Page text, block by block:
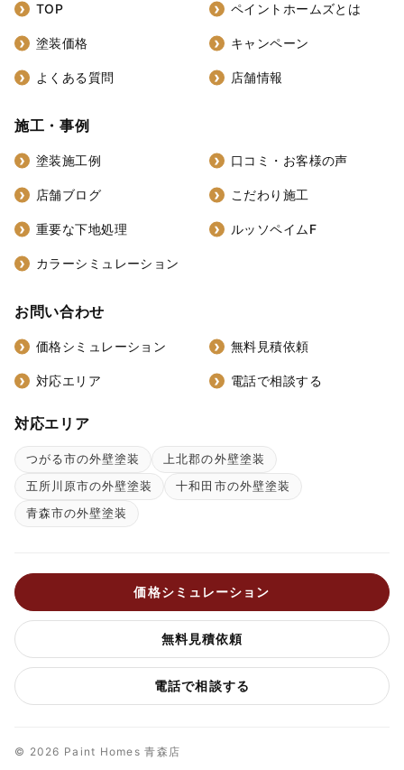
TOP ペイントホームズとは
塗装価格 キャンペーン
よくある質問 店舗情報
施工・事例
塗装施工例 口コミ・お客様の声
店舗ブログ こだわり施工
重要な下地処理 ルッソペイムF
カラーシミュレーション
お問い合わせ
価格シミュレーション 無料見積依頼
対応エリア 電話で相談する
対応エリア
つがる市の外壁塗装
上北郡の外壁塗装
五所川原市の外壁塗装
十和田市の外壁塗装
青森市の外壁塗装
価格シミュレーション
無料見積依頼
電話で相談する
© 2026 Paint Homes 青森店